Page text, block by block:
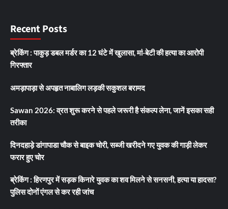
Recent Posts
ब्रेकिंग : पाकुड़ डबल मर्डर का 12 घंटे में खुलासा, मां-बेटी की हत्या का आरोपी
गिरफ्तार
अमड़ापाड़ा से अपहृत नाबालिग लड़की सकुशल बरामद
Sawan 2026: व्रत शुरू करने से पहले जरूरी है संकल्प लेना, जानें इसका सही
तरीका
दिनदहाड़े डांगापाडा चौक से बाइक चोरी, सब्जी खरीदने गए युवक की गाड़ी लेकर
फरार हुए चोर
ब्रेकिंग : हिरणपुर में सड़क किनारे युवक का शव मिलने से सनसनी, हत्या या हादसा?
पुलिस दोनों एंगल से कर रही जांच